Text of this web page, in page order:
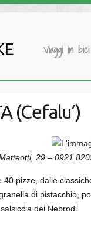
Viaggi in
(Cefalu’)
29 –0921
40 pizze, dalle
di pistacchio,
dei Nebrodi.